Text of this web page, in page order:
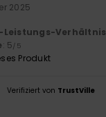
2025
Leistungs-Verhältnis
: 5/5
Produkt
Verifiziert von TrustVille